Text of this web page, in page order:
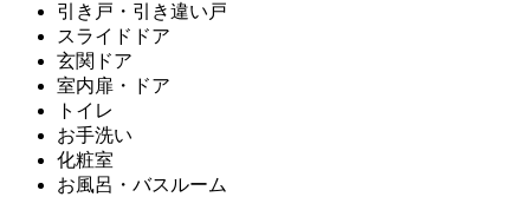
引き戸・引き違い戸
スライドドア
玄関ドア
室内扉・ドア
トイレ
お手洗い
化粧室
お風呂・バスルーム